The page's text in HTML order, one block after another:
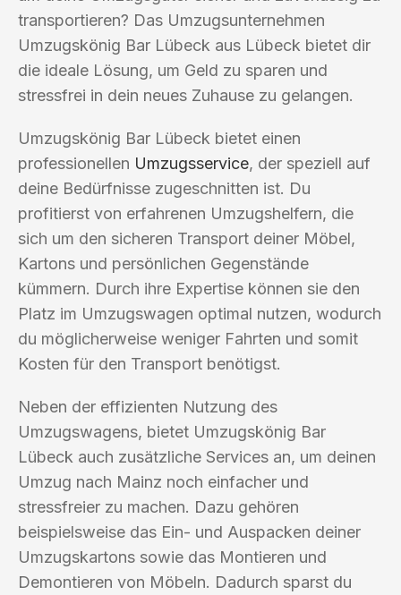
transportieren? Das Umzugsunternehmen
Umzugskönig Bar Lübeck aus Lübeck bietet dir
die ideale Lösung, um Geld zu sparen und
stressfrei in dein neues Zuhause zu gelangen.
Umzugskönig Bar Lübeck bietet einen
professionellen Umzugsservice, der speziell auf
deine Bedürfnisse zugeschnitten ist. Du
profitierst von erfahrenen Umzugshelfern, die
sich um den sicheren Transport deiner Möbel,
Kartons und persönlichen Gegenstände
kümmern. Durch ihre Expertise können sie den
Platz im Umzugswagen optimal nutzen, wodurch
du möglicherweise weniger Fahrten und somit
Kosten für den Transport benötigst.
Neben der effizienten Nutzung des
Umzugswagens, bietet Umzugskönig Bar
Lübeck auch zusätzliche Services an, um deinen
Umzug nach Mainz noch einfacher und
stressfreier zu machen. Dazu gehören
beispielsweise das Ein- und Auspacken deiner
Umzugskartons sowie das Montieren und
Demontieren von Möbeln. Dadurch sparst du